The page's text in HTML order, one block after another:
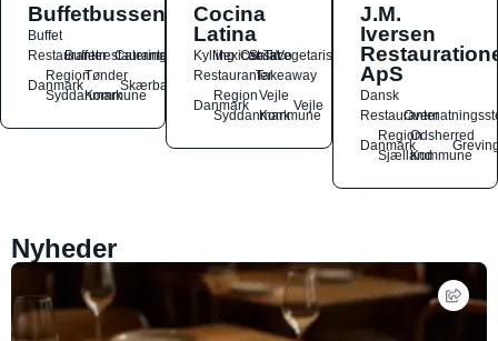
Buffetbussen
Buffet
Restauranter
Buffetrestauranter
Catering
Danmark
Region
Syddanmark
Tønder
Kommune
Skærbæk
Cocina
Latina
Kylling
Mexicansk
OstSalat
TacoVegetarisk
RestauranterTakeaway
Danmark
Region
Syddanmark
Vejle
Kommune
Vejle
J.M.
Iversen
ApS
Dansk
Restauranter
Danmark
Region
Sjælland
Odsherred
Kommune
Nyheder